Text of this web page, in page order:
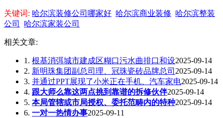
关键词: 哈尔滨装修公司哪家好 哈尔滨商业装修 哈尔滨整装
公司
哈尔滨家装公司
相关文章:
1. 根基消弭城市建成区糊口污水曲排口和设2025-09-14
2. 新明珠集团副总司理、冠珠瓷砖品牌总司 2025-09-14
3. 并通过PPT展现了小米正在手机、汽车家电2025-09-14
4. 跟大师么靠这两点挑到靠谱的拆修伙伴2025-09-14
5. 本局管辖或市局授权、委托范畴内的特种2025-09-14
6. 一对一热情办事2025-09-11